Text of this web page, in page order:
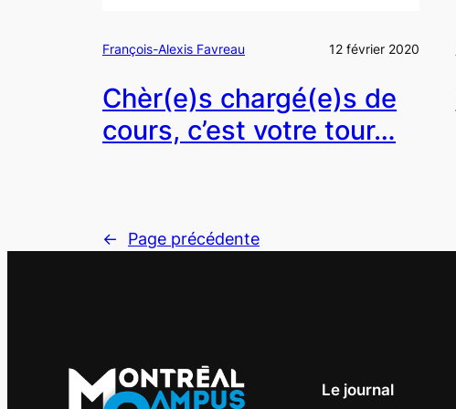
François-Alexis Favreau 12 février 2020
Chèr(e)s chargé(e)s de
cours, c’est votre tour…
← Page précédente
Le journal